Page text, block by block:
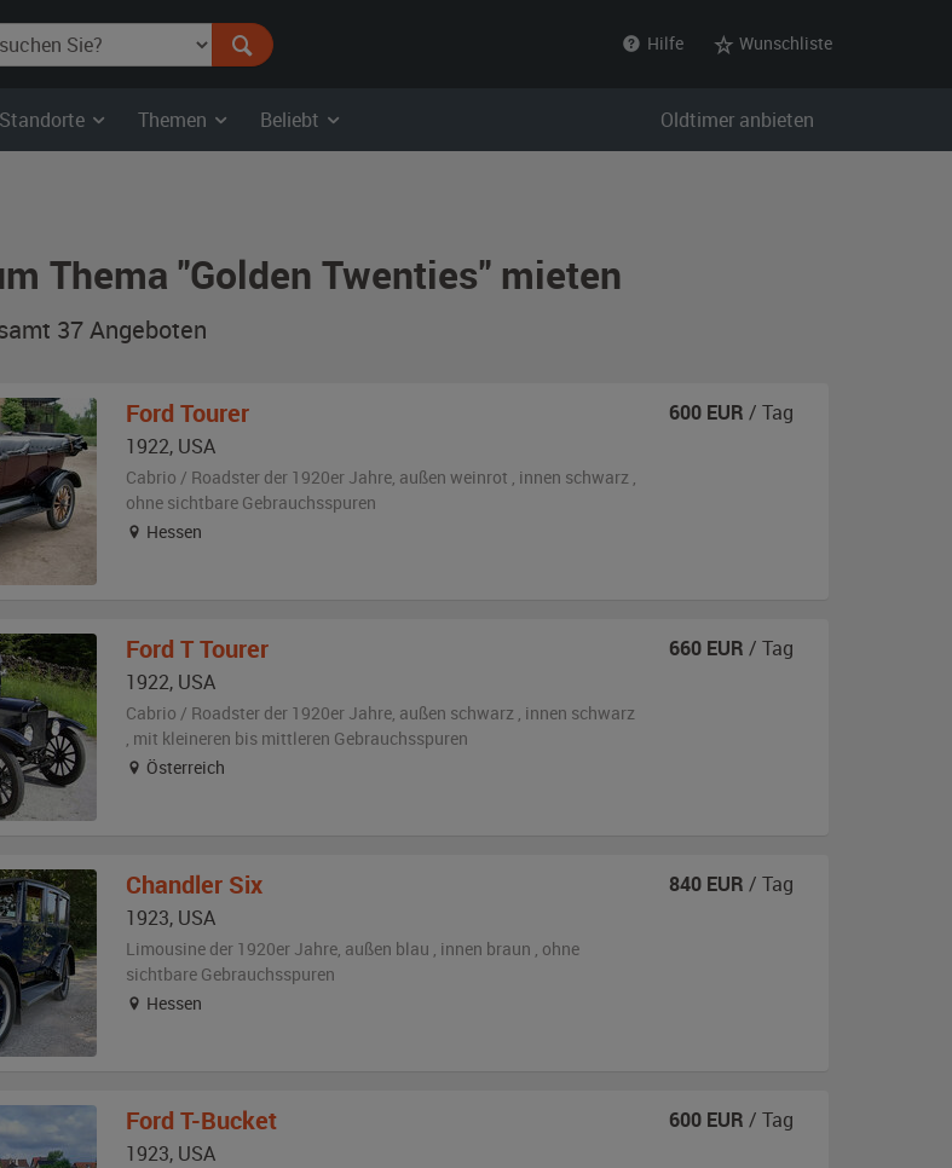
Hilfe Wunschliste
Standorte Themen Beliebt Oldtimer anbieten
Thema "Golden Twenties" mieten
37Angeboten
Ford Tourer
1922, USA
Cabrio / Roadster der 1920er Jahre, außen weinrot , innen schwarz ,
ohne sichtbare Gebrauchsspuren
Hessen
600 EUR / Tag
Ford T Tourer
1922, USA
Cabrio / Roadster der 1920er Jahre, außen schwarz , innen schwarz
, mit kleineren bis mittleren Gebrauchsspuren
Österreich
660 EUR / Tag
Chandler Six
1923, USA
Limousine der 1920er Jahre, außen blau , innen braun , ohne
sichtbare Gebrauchsspuren
Hessen
840 EUR / Tag
Ford T-Bucket
1923, USA
600 EUR / Tag